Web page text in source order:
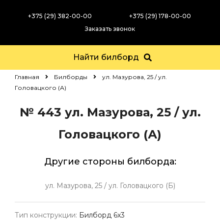
+375 (29) 382-00-00
+375 (29) 178-00-00
Заказать звонок
Найти билборд
Главная Билборды
ул. Мазурова, 25 / ул.
Головацкого (А)
№ 443 ул. Мазурова, 25 / ул.
Головацкого (А)
Другие стороны билборда:
ул. Мазурова, 25 / ул. Головацкого (Б)
Тип конструкции: Билборд 6х3